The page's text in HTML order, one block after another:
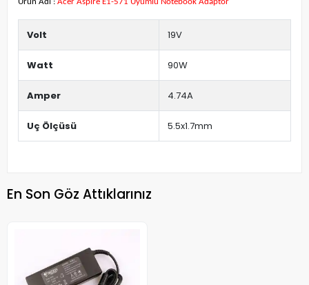
Ürün Adı : Acer Aspire E1-571 Uyumlu Notebook Adaptör
Volt 19V
Watt 90W
Amper 4.74A
Uç Ölçüsü 5.5x1.7mm
En Son Göz Attıklarınız